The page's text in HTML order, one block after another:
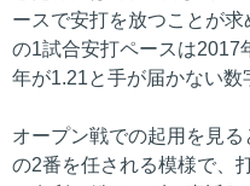
ースで安打を放つことが
の1試合安打ペースは2017
年が1.21と手が届かない数
オープン戦での起用を見
の2番を任される模様で、